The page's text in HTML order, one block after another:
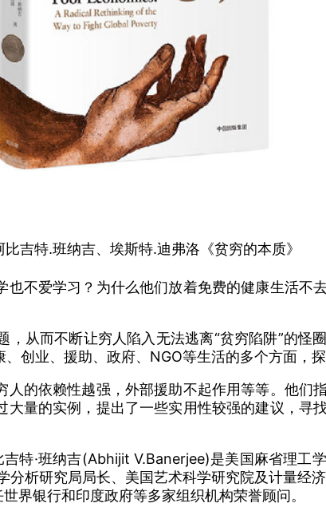
比吉特.班纳吉、埃斯特.迪弗洛《贫穷的本质》
不爱学习？为什么他们放着免费的健康生活不
从而不断让穷人陷入无法逃离“贫穷陷阱”的怪
创业、援助、政府、NGO等生活的多个方面，探
的依赖性越强，外部援助不起作用等等。他们
量的实例，提出了一些实用性较强的建议，寻
特·班纳吉(Abhijit V.Banerjee)是美国麻省理工
析研究局局长、美国艺术科学研究院及计量经
界银行和印度政府等多家组织机构荣誉顾问。